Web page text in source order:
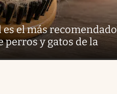
el más recomendado
y gatos de la